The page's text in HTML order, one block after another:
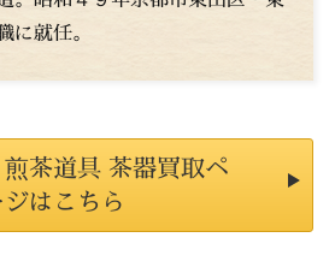
に就任。
茶道具 茶器買取ペ
ジはこちら